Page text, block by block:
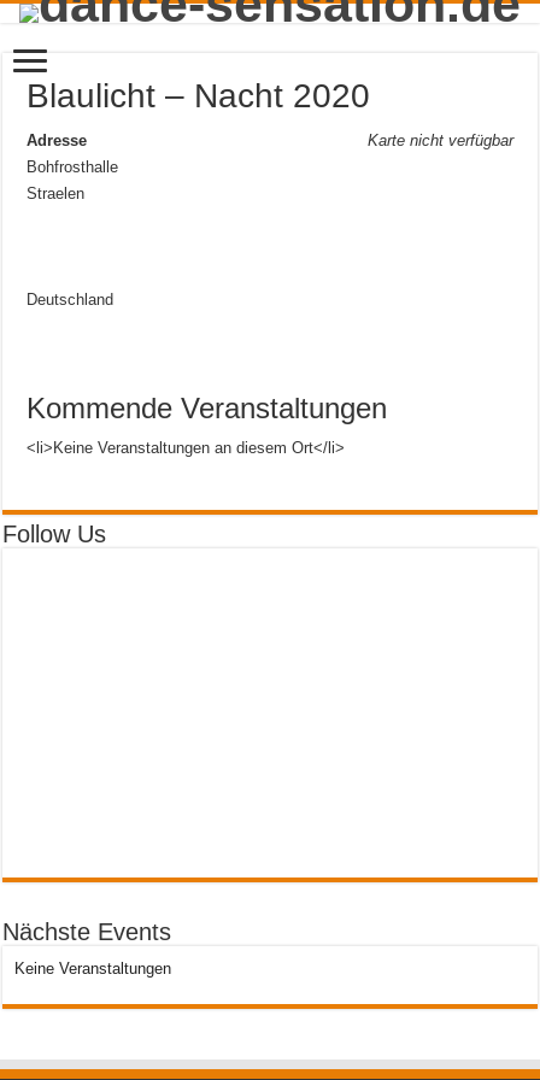
Blaulicht – Nacht 2020
Karte nicht verfügbar
Adresse
Bohfrosthalle
Straelen
Deutschland
Kommende Veranstaltungen
<li>Keine Veranstaltungen an diesem Ort</li>
Follow Us
Nächste Events
Keine Veranstaltungen